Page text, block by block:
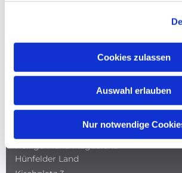
Cookies zulassen
Auswahl erlauben
Nur notwendige
NAVIGATION
Heilige Maria Magdalena
Hünfelder Land